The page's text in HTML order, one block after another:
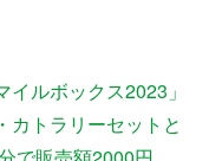
イルボックス2023」
カトラリーセットと